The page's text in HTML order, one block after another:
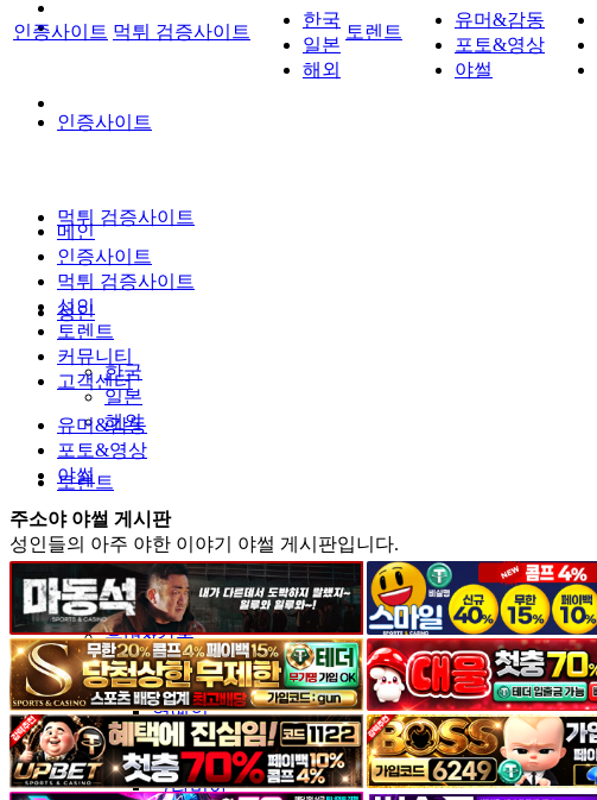
인증사이트
먹튀 검증사이트
성인
한국
일본
해외
토렌트
커뮤니티
유머&감동
포토&영상
일반인
연예인
서양
모델
그라비아
인증사이트 먹튀 검증사이트
한국
일본
해외
토렌트
유머&감동
포토&영상
야썰
메인
인증사이트
먹튀 검증사이트
성인
토렌트
커뮤니티
고객센터
유머&감동
포토&영상
야썰
주소야 야썰 게시판
성인들의 아주 야한 이야기 야썰 게시판입니다.